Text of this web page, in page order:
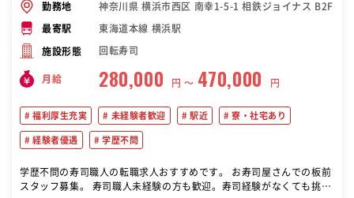
勤務地 神奈川県 横浜市西区 南幸1-5-1 相鉄ジョイナス B2F
最寄駅 東海道本線 横浜駅
施設形態 回転寿司
月給 280,000 円 〜 470,000 円
福利厚生充実 未経験者歓迎 駅近 寮・社宅あり
経験者優遇 学歴不問
学歴不問の寿司職人の転職求人おすすめです。 お寿司屋さんでの板前
スタッフ募集。 寿司職人未経験の方も歓迎。寿司経験がなくても挑戦